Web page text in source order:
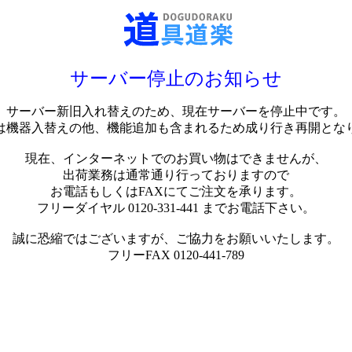
サーバー停止のお知らせ
サーバー新旧入れ替えのため、現在サーバーを停止中です。
機器入替えの他、機能追加も含まれるため成り行き再開とな
現在、インターネットでのお買い物はできませんが、
出荷業務は通常通り行っておりますので
お電話もしくはFAXにてご注文を承ります。
フリーダイヤル 0120-331-441 までお電話下さい。
誠に恐縮ではございますが、ご協力をお願いいたします。
フリーFAX 0120-441-789